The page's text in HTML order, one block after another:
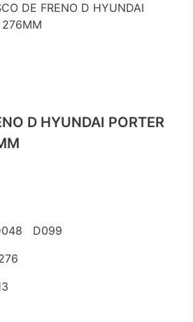
DE FRENO D HYUNDAI
276MM
D HYUNDAI PORTER
D099